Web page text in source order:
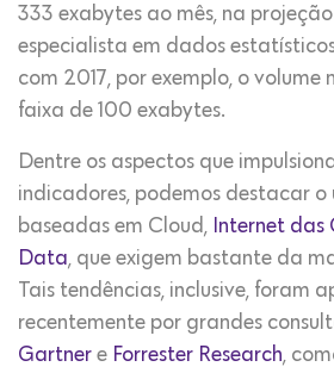
333 exabytes ao mês, na
especialista em dados
com 2017, por exemplo, o
faixa de 100 exabytes.
Dentre os aspectos que
indicadores, podemos destacar o
baseadas em Cloud, Internet das
Data, que exigem bastante da
Tais tendências, inclusive, foram
recentemente por grandes
Gartner e Forrester Research,